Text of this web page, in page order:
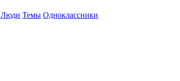
Люди Темы Одноклассники